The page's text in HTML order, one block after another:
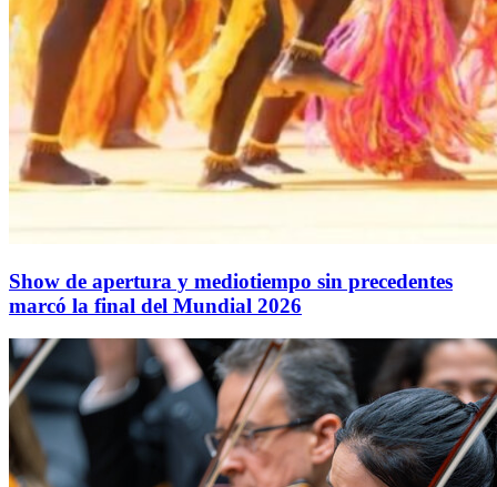
Show de apertura y mediotiempo sin precedentes
marcó la final del Mundial 2026